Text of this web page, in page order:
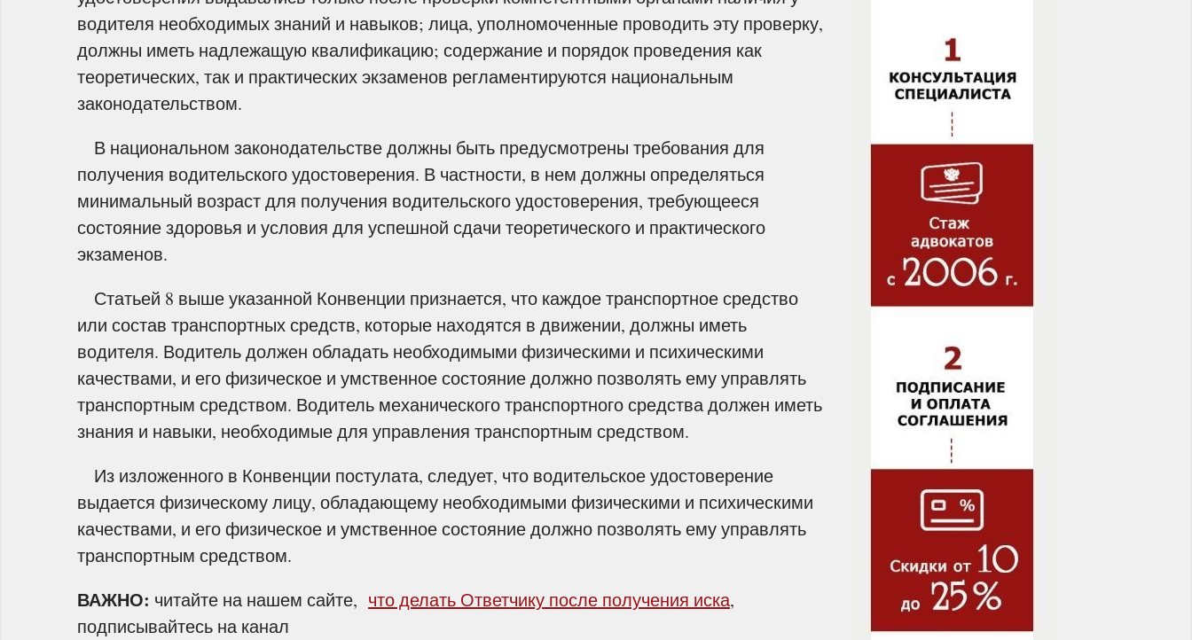
водителя необходимых знаний и навыков; лица, уполномоченные проводить эту проверку,
должны иметь надлежащую квалификацию; содержание и порядок проведения как
теоретических, так и практических экзаменов регламентируются национальным
законодательством.
В национальном законодательстве должны быть предусмотрены требования для
получения водительского удостоверения. В частности, в нем должны определяться
минимальный возраст для получения водительского удостоверения, требующееся
состояние здоровья и условия для успешной сдачи теоретического и практического
экзаменов.
Статьей 8 выше указанной Конвенции признается, что каждое транспортное средство
или состав транспортных средств, которые находятся в движении, должны иметь
водителя. Водитель должен обладать необходимыми физическими и психическими
качествами, и его физическое и умственное состояние должно позволять ему управлять
транспортным средством. Водитель механического транспортного средства должен иметь
знания и навыки, необходимые для управления транспортным средством.
Из изложенного в Конвенции постулата, следует, что водительское удостоверение
выдается физическому лицу, обладающему необходимыми физическими и психическими
качествами, и его физическое и умственное состояние должно позволять ему управлять
транспортным средством.
ВАЖНО: читайте на нашем сайте, что делать Ответчику после получения иска,
подписывайтесь на канал